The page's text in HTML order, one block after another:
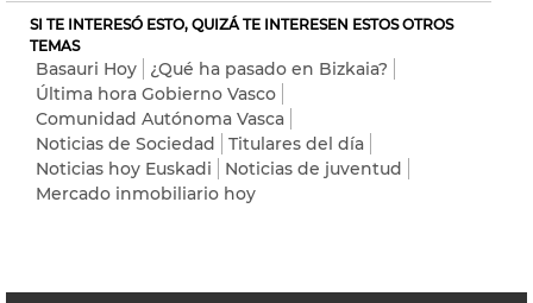
SI TE INTERESÓ ESTO, QUIZÁ TE INTERESEN ESTOS OTROS
TEMAS
Basauri Hoy
¿Qué ha pasado en Bizkaia?
Última hora Gobierno Vasco
Comunidad Autónoma Vasca
Noticias de Sociedad
Titulares del día
Noticias hoy Euskadi
Noticias de juventud
Mercado inmobiliario hoy